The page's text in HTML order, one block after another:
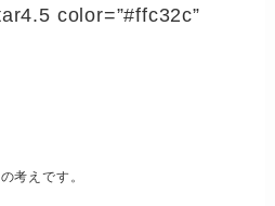
color=”#ffc32c”
考えです。